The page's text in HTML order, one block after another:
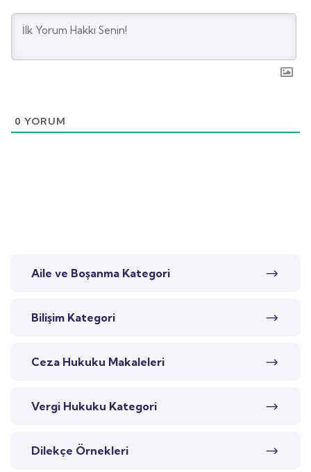
0 YORUM
Aile ve Boşanma Kategori
Bilişim Kategori
Ceza Hukuku Makaleleri
Vergi Hukuku Kategori
Dilekçe Örnekleri